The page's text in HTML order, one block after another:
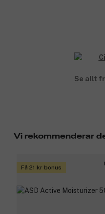
Se allt
Vi rekommenderar
Få 21 kr bonus